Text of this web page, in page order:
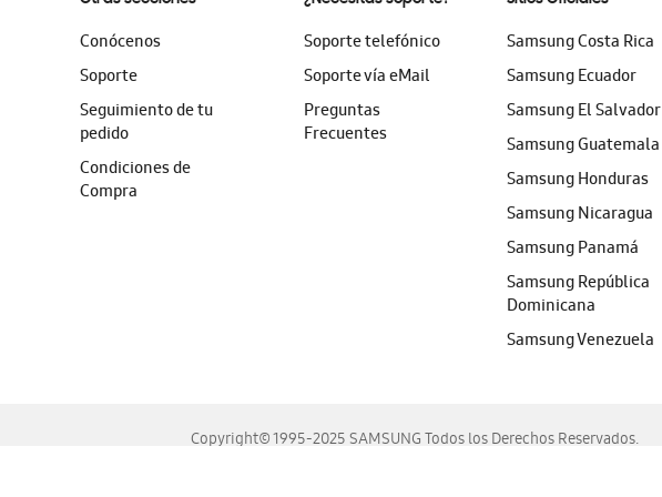
Conócenos
Soporte
Seguimiento de tu
pedido
Condiciones de
Compra
Soporte telefónico
Soporte vía eMail
Preguntas
Frecuentes
Samsung Costa Rica
Samsung Ecuador
Samsung El Salvador
Samsung Guatemala
Samsung Honduras
Samsung Nicaragua
Samsung Panamá
Samsung República
Dominicana
Samsung Venezuela
Copyright© 1995-2025 SAMSUNG Todos los Derechos Reservados.